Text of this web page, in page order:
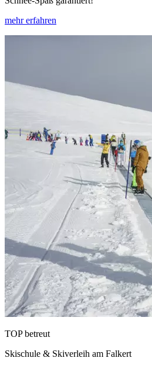
mehr erfahren
TOP betreut
Skischule & Skiverleih am Falkert